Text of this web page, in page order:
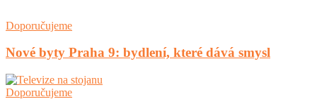
Doporučujeme
Nové byty Praha 9: bydlení, které dává smysl
Doporučujeme